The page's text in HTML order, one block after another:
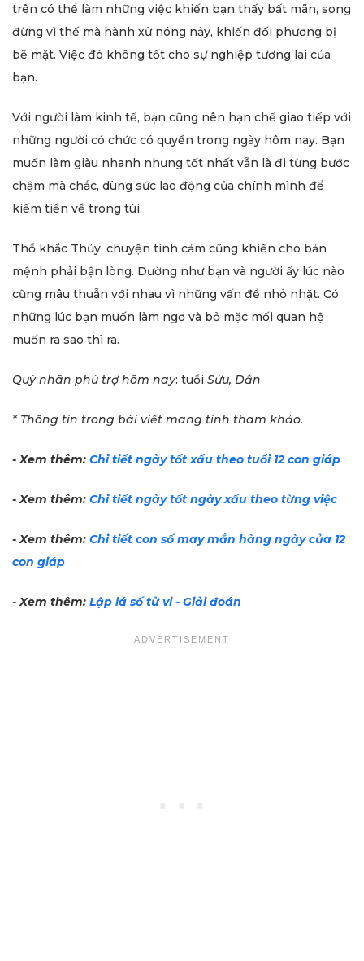
trên có thể làm những việc khiến bạn thấy bất mãn, song
đừng vì thế mà hành xử nóng nảy, khiến đối phương bị
bẽ mặt. Việc đó không tốt cho sự nghiệp tương lai của
bạn.
Với người làm kinh tế, bạn cũng nên hạn chế giao tiếp với
những người có chức có quyền trong ngày hôm nay. Bạn
muốn làm giàu nhanh nhưng tốt nhất vẫn là đi từng bước
chậm mà chắc, dùng sức lao động của chính mình để
kiếm tiền về trong túi.
Thổ khắc Thủy, chuyện tình cảm cũng khiến cho bản
mệnh phải bận lòng. Dường như bạn và người ấy lúc nào
cũng mâu thuẫn với nhau vì những vấn đề nhỏ nhặt. Có
những lúc bạn muốn làm ngơ và bỏ mặc mối quan hệ
muốn ra sao thì ra.
Quý nhân phù trợ hôm nay: tuổi Sửu, Dần
* Thông tin trong bài viết mang tính tham khảo.
- Xem thêm: Chi tiết ngày tốt xấu theo tuổi 12 con giáp
- Xem thêm: Chi tiết ngày tốt ngày xấu theo từng việc
- Xem thêm: Chi tiết con số may mắn hàng ngày của 12
con giáp
- Xem thêm: Lập lá số tử vi - Giải đoán